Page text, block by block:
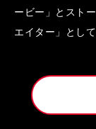
ービー」とスト
エイター」とし